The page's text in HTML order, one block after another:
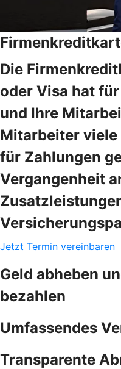
Die
oder Visa hat
und Ihre
Mitarbeiter
für Zahlungen
Vergangenheit
Jetzt Termin vereinbaren
Geld abheben
bezahlen
Umfassendes
Transparente